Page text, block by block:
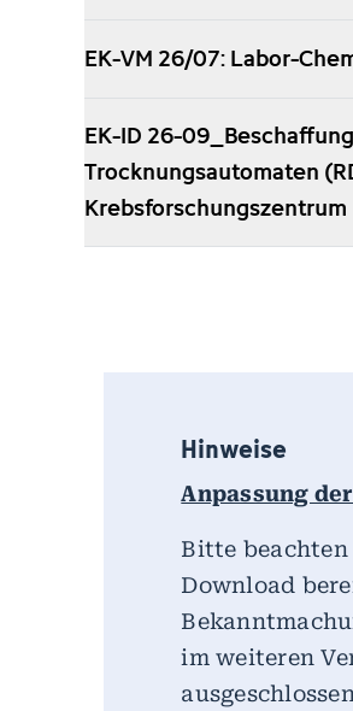
EK-VM 26/07: Labor-
EK-ID 26-
Trocknungsautomaten
Krebsforschungszentrum
Hinweise
Anpassung
Bitte beachten
Download
im weiteren